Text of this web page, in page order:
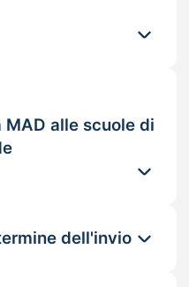
alle scuole di
dell'invio